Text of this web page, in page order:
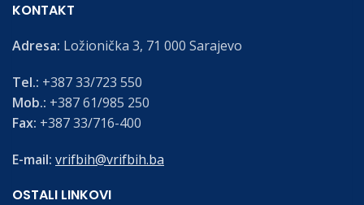
KONTAKT
Adresa: Ložionička 3, 71 000 Sarajevo
Tel.: +387 33/723 550
Mob.: +387 61/985 250
Fax: +387 33/716-400
E-mail: vrifbih@vrifbih.ba
OSTALI LINKOVI